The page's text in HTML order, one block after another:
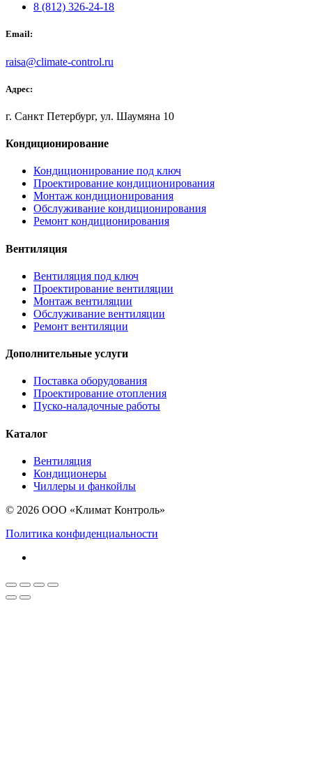
8 (812) 326-24-18
Email:
raisa@climate-control.ru
Адрес:
г. Санкт Петербург, ул. Шаумяна 10
Кондиционирование
Кондиционирование под ключ
Проектирование кондиционирования
Монтаж кондиционирования
Обслуживание кондиционирования
Ремонт кондиционирования
Вентиляция
Вентиляция под ключ
Проектирование вентиляции
Монтаж вентиляции
Обслуживание вентиляции
Ремонт вентиляции
Дополнительные услуги
Поставка оборудования
Проектирование отопления
Пуско-наладочные работы
Каталог
Вентиляция
Кондиционеры
Чиллеры и фанкойлы
© 2026 ООО «Климат Контроль»
Политика конфиденциальности